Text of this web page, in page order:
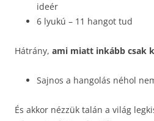
ideér
6 lyukú – 11 hangot tud
Hátrány, ami miatt inkább csak
Sajnos a hangolás néhol
És akkor nézzük talán a világ